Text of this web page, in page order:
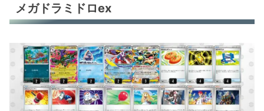
ドラパルトex
ドラパルトex
ドラパルトex
ドラパルトex
メガドラミドロex